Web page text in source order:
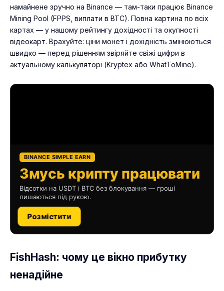
намайнене зручно на Binance — там-таки працює Binance
Mining Pool (FPPS, виплати в BTC). Повна картина по всіх
картах — у нашому рейтингу дохідності та окупності
відеокарт. Врахуйте: ціни монет і дохідність змінюються
швидко — перед рішенням звіряйте свіжі цифри в
актуальному калькуляторі (Kryptex або WhatToMine).
BINANCE SIMPLE EARN
Змусь крипту працювати
Відсотки на USDT і BTC без блокування — гроші
лишаються під рукою.
Розмістити
FishHash: чому це вікно прибутку
ненадійне